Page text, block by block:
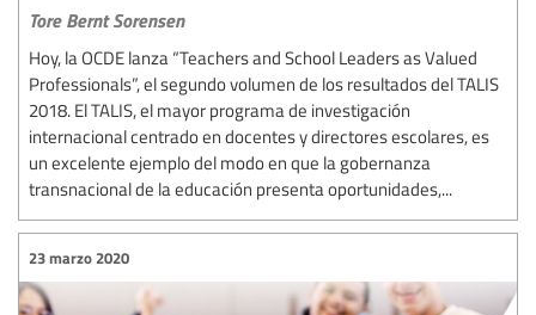
Tore Bernt Sorensen
Hoy, la OCDE lanza “Teachers and School Leaders as Valued
Professionals”, el segundo volumen de los resultados del TALIS
2018. El TALIS, el mayor programa de investigación
internacional centrado en docentes y directores escolares, es
un excelente ejemplo del modo en que la gobernanza
transnacional de la educación presenta oportunidades,...
23 marzo 2020